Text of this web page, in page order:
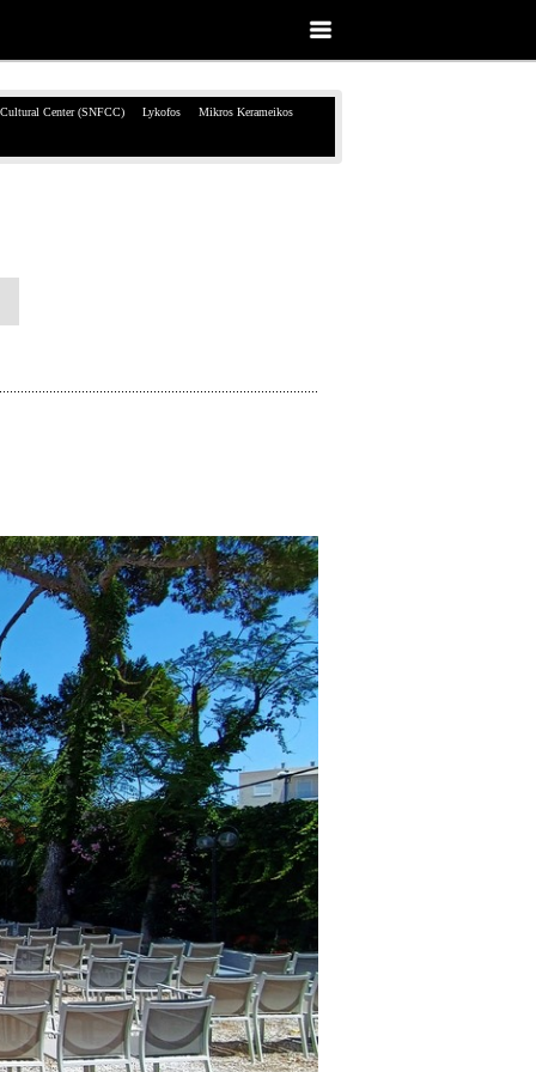
Center (SNFCC) Lykofos Mikros Kerameikos